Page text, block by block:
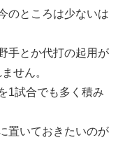
のところは少ないは
手とか代打の起用が
せん。
1試合でも多く積み
置いておきたいのが